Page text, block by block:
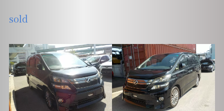
sold